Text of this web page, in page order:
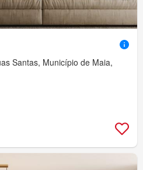
Santas, Município de Maia,